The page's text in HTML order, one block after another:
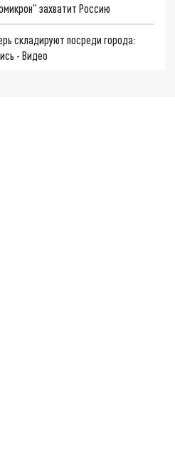
захватит Россию
складируют посреди города:
- Видео